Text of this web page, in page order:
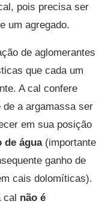
pois precisa ser
um agregado.
de aglomerantes
que cada um
A cal confere
de a argamassa ser
em sua posição
de água(importante
ganho de
cais dolomíticas).
cal não é